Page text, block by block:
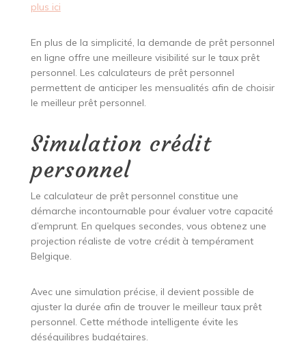
plus ici
En plus de la simplicité, la demande de prêt personnel
en ligne offre une meilleure visibilité sur le taux prêt
personnel. Les calculateurs de prêt personnel
permettent de anticiper les mensualités afin de choisir
le meilleur prêt personnel.
Simulation crédit
personnel
Le calculateur de prêt personnel constitue une
démarche incontournable pour évaluer votre capacité
d’emprunt. En quelques secondes, vous obtenez une
projection réaliste de votre crédit à tempérament
Belgique.
Avec une simulation précise, il devient possible de
ajuster la durée afin de trouver le meilleur taux prêt
personnel. Cette méthode intelligente évite les
déséquilibres budgétaires.